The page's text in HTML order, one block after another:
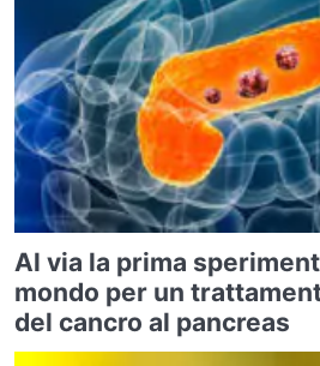
Al via la prima
mondo per un
del cancro al pancreas